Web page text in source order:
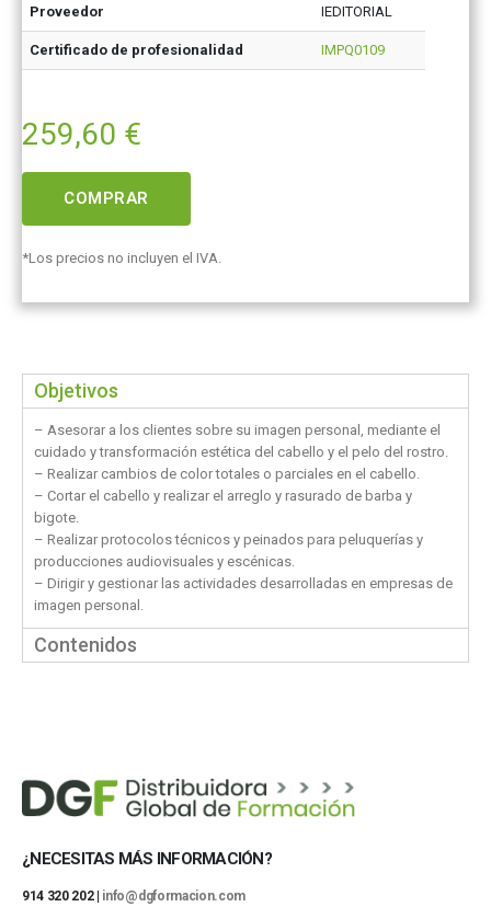
Proveedor IEDITORIAL
Certificado de profesionalidad IMPQ0109
259,60 €
COMPRAR
*Los precios no incluyen el IVA.
Objetivos
– Asesorar a los clientes sobre su imagen personal, mediante el
cuidado y transformación estética del cabello y el pelo del rostro.
– Realizar cambios de color totales o parciales en el cabello.
– Cortar el cabello y realizar el arreglo y rasurado de barba y
bigote.
– Realizar protocolos técnicos y peinados para peluquerías y
producciones audiovisuales y escénicas.
– Dirigir y gestionar las actividades desarrolladas en empresas de
imagen personal.
Contenidos
¿NECESITAS MÁS INFORMACIÓN?
914 320 202 | info@dgformacion.com